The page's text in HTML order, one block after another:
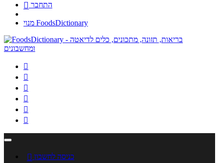
 התחבר
מנוי FoodsDictionary






 כניסה לחשבון